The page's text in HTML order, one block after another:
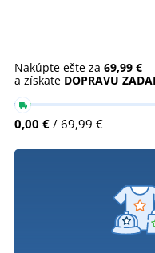
Nakúpte ešte za 69,99 €
a získate DOPRAVU
0,00 € / 69,99 €